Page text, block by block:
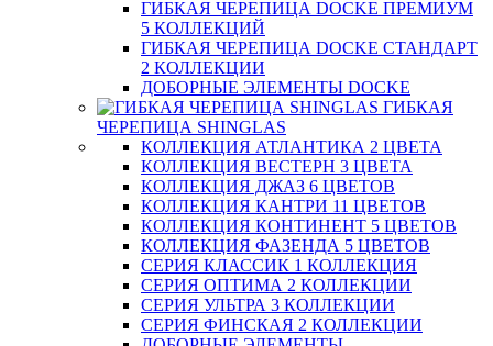
ГИБКАЯ ЧЕРЕПИЦА DOCKE ПРЕМИУМ
5 КОЛЛЕКЦИЙ
ГИБКАЯ ЧЕРЕПИЦА DOCKE СТАНДАРТ
2 КОЛЛЕКЦИИ
ДОБОРНЫЕ ЭЛЕМЕНТЫ DOCKE
ГИБКАЯ
ЧЕРЕПИЦА SHINGLAS
КОЛЛЕКЦИЯ АТЛАНТИКА 2 ЦВЕТА
КОЛЛЕКЦИЯ ВЕСТЕРН 3 ЦВЕТА
КОЛЛЕКЦИЯ ДЖАЗ 6 ЦВЕТОВ
КОЛЛЕКЦИЯ КАНТРИ 11 ЦВЕТОВ
КОЛЛЕКЦИЯ КОНТИНЕНТ 5 ЦВЕТОВ
КОЛЛЕКЦИЯ ФАЗЕНДА 5 ЦВЕТОВ
СЕРИЯ КЛАССИК 1 КОЛЛЕКЦИЯ
СЕРИЯ ОПТИМА 2 КОЛЛЕКЦИИ
СЕРИЯ УЛЬТРА 3 КОЛЛЕКЦИИ
СЕРИЯ ФИНСКАЯ 2 КОЛЛЕКЦИИ